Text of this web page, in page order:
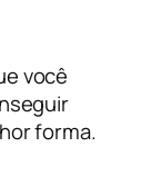
você
forma.